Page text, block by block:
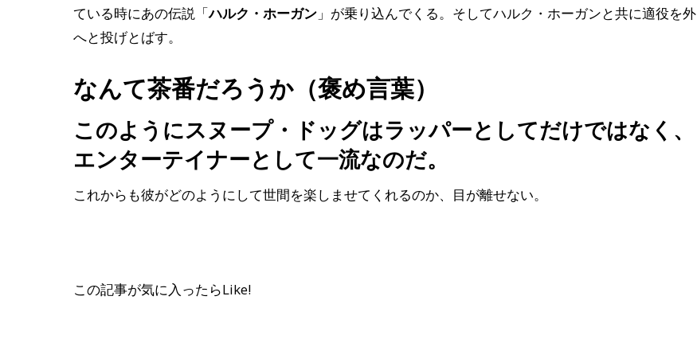
ている時にあの伝説「ハルク・ホーガン 」が乗り込んでくる。そしてハルク・ホーガンと共に適役を外
へと投げとばす。
なんて茶番だろうか（褒め言葉）
このようにスヌープ・ドッグはラッパーとしてだけではなく、
エンターテイナーとして一流なのだ。
これからも彼がどのようにして世間を楽しませてくれるのか、目が離せない。
この記事が気に入ったらLike!